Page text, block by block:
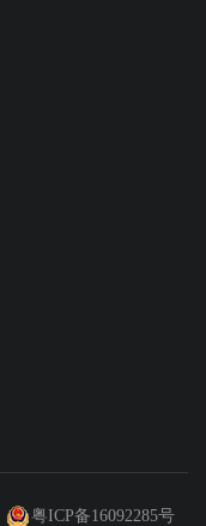
粤ICP备16092285号